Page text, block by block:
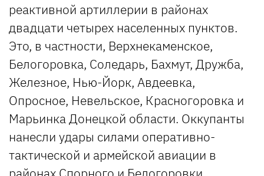
реактивной артиллерии в районах
двадцати четырех населенных пунктов.
Это, в частности, Верхнекаменское,
Белогоровка, Соледарь, Бахмут, Дружба,
Железное, Нью-Йорк, Авдеевка,
Опросное, Невельское, Красногоровка и
Марьинка Донецкой области. Оккупанты
нанесли удары силами оперативно-
тактической и армейской авиации в